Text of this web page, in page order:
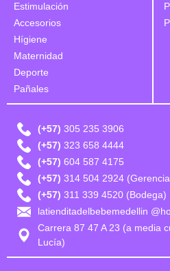
Estimulación
Accesorios
Hígiene
Maternidad
Deporte
Pañales
(+57) 305 235 3906
(+57) 323 658 4444
(+57) 604 587 4175
(+57) 314 504 2924
(+57) 311 339 4520 (Bodega)
latienditadelbebemedellin
Carrera 87 47 A 23 (a media
Lucía)